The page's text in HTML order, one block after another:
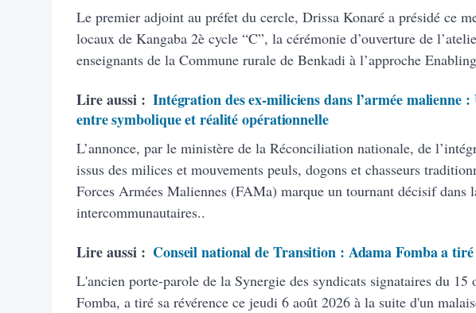
Le premier adjoint au préfet du cercle, Drissa Konaré a présidé ce
locaux de Kangaba 2è cycle “C”, la cérémonie d’ouverture de
enseignants de la Commune rurale de Benkadi à l’approche
Lire aussi : Intégration des ex-miliciens dans l’armée malienne
entre symbolique et réalité opérationnelle
L’annonce, par le ministère de la Réconciliation nationale, de
issus des milices et mouvements peuls, dogons et chasseurs
Forces Armées Maliennes (FAMa) marque un tournant décisif dans
intercommunautaires..
Lire aussi : Conseil national de Transition : Adama Fomba a tiré
L'ancien porte-parole de la Synergie des syndicats signataires du 15
Fomba, a tiré sa révérence ce jeudi 6 août 2026 à la suite d'un